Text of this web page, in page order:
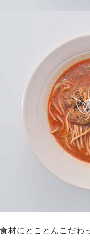
食材にとことんこだわ